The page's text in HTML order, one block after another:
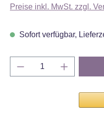
Preise inkl. MwSt. zzgl.
Sofort verfügbar,
Produkt Anzahl: